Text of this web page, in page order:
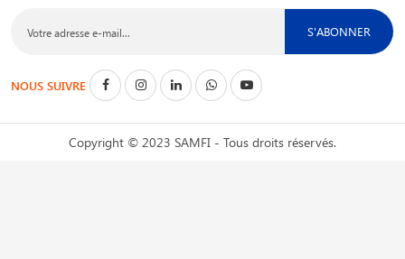
S'ABONNER
NOUS SUIVRE
Copyright © 2023 SAMFI - Tous droits réservés.